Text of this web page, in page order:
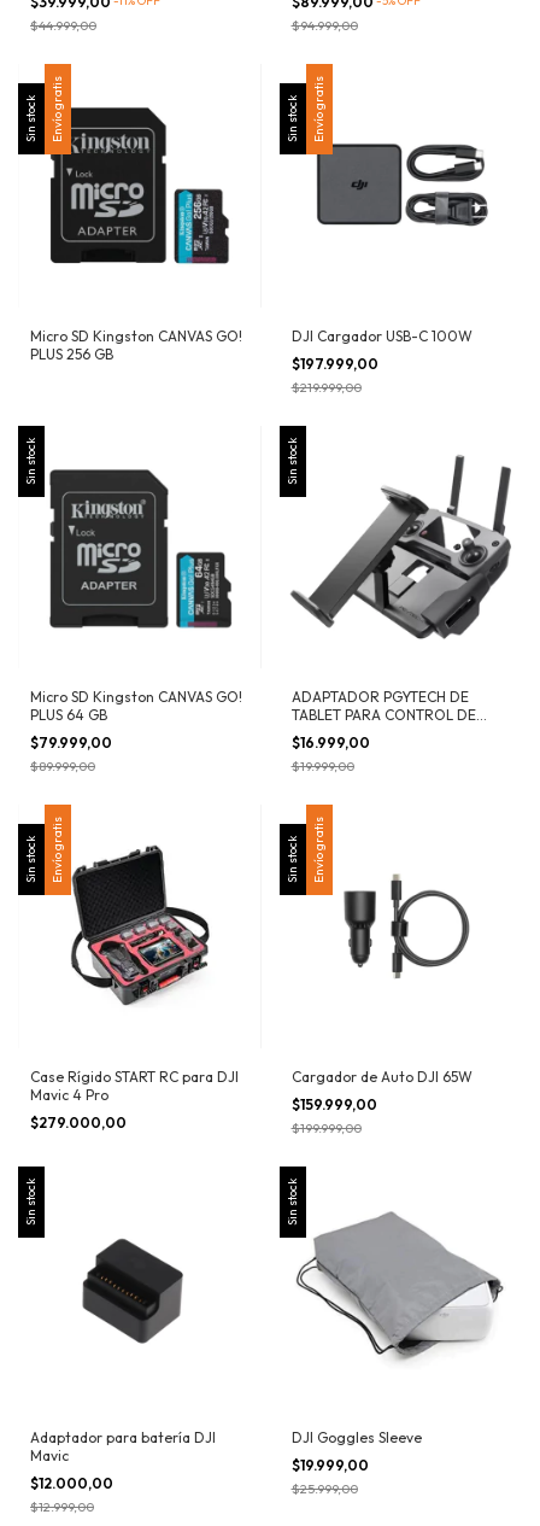
$44.999,00 $94.999,00
Sin stock Envío gratis
Micro SD Kingston CANVAS GO!
PLUS 256 GB
Sin stock Envío gratis
DJI Cargador USB-C 100W
$197.999,00
$219.999,00
Sin stock
Micro SD Kingston CANVAS GO!
PLUS 64 GB
$79.999,00
$89.999,00
Sin stock
ADAPTADOR PGYTECH DE
TABLET PARA CONTROL DE
MAVIC 2
$16.999,00
$19.999,00
Sin stock Envío gratis
Case Rígido START RC para DJI
Mavic 4 Pro
$279.000,00
Sin stock Envío gratis
Cargador de Auto DJI 65W
$159.999,00
$199.999,00
Sin stock
Adaptador para batería DJI
Mavic
$12.000,00
$12.999,00
Sin stock
DJI Goggles Sleeve
$19.999,00
$25.999,00